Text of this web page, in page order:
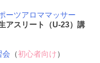
ーツアロママッサー
アスリート（U-23）講
会 （初心者向け）